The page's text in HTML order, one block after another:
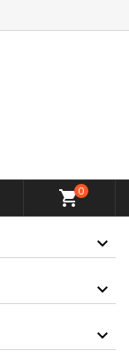
shopping_cart0